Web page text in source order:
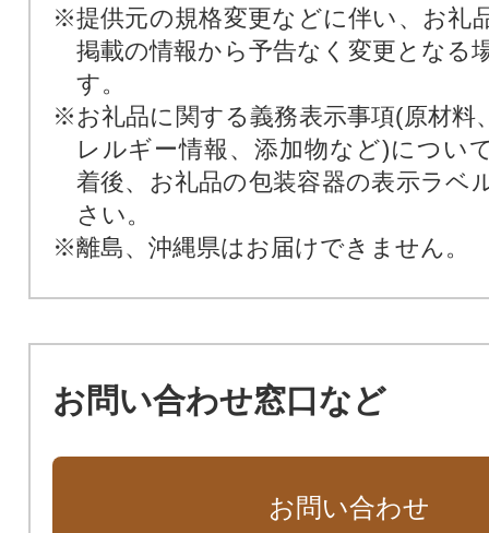
※提供元の規格変更などに伴い、お礼
掲載の情報から予告なく変更となる
す。
※お礼品に関する義務表示事項(原材料
レルギー情報、添加物など)につい
着後、お礼品の包装容器の表示ラベ
さい。
※離島、沖縄県はお届けできません。
お問い合わせ窓口など
お問い合わせ